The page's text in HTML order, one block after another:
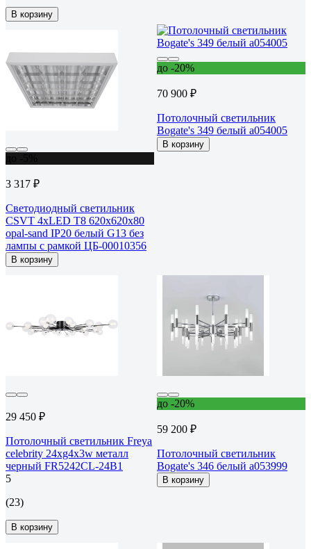
В корзину
3 317 ₽
Светодиодный светильник
CSVT 4хLED T8 620х620х80
opal-sand IP20 белый G13 без
лампы с рамкой ЦБ-00010356
В корзину
до -20%
70 900 ₽
Потолочный светильник
Bogate's 349 белый a054005
В корзину
29 450 ₽
Потолочный светильник Freya
celebrity 24хg4x3w металл
черный FR5242CL-24B1
5
(23)
В корзину
до -20%
59 200 ₽
Потолочный светильник
Bogate's 346 белый a053999
В корзину